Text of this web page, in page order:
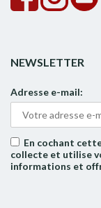
NEWSLETTER
Adresse e-mail:
En cochant
collecte et utilise
informations et